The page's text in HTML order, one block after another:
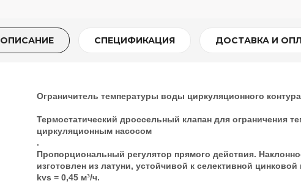
ОПИСАНИЕ СПЕЦИФИКАЦИЯ ДОСТАВКА И
Ограничитель температуры воды циркуляционного контура
Термостатический дроссельный клапан для ограничения
циркуляционным насосом
.
Пропорциональный регулятор прямого действия.
изготовлен из латуни, устойчивой к селективной
kvs = 0,45 м³/ч.